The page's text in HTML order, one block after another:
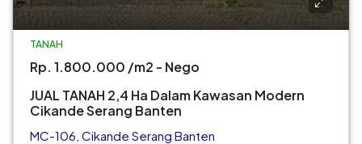
TANAH
Rp. 1.800.000 /m2 - Nego
JUAL TANAH 2,4 Ha Dalam Kawasan Modern
Cikande Serang Banten
MC-106, Cikande Serang Banten